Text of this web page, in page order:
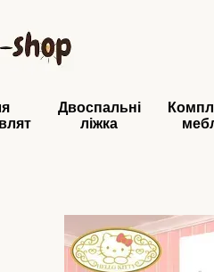
Двоспальні
ліжка